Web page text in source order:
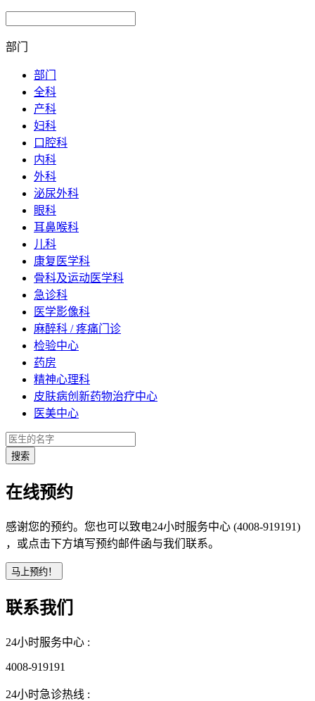
部门
部门
全科
产科
妇科
口腔科
内科
外科
泌尿外科
眼科
耳鼻喉科
儿科
康复医学科
骨科及运动医学科
急诊科
医学影像科
麻醉科 / 疼痛门诊
检验中心
药房
精神心理科
皮肤病创新药物治疗中心
医美中心
在线预约
感谢您的预约。您也可以致电24小时服务中心 (4008-919191)
，或点击下方填写预约邮件函与我们联系。
联系我们
24小时服务中心 :
4008-919191
24小时急诊热线 :